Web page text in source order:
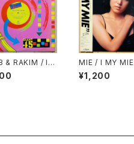
& RAKIM / I K
GOT SO
MIE / I MY MIE
¥1,200